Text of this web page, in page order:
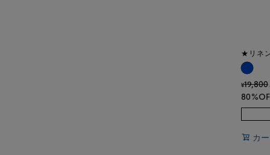
★リネ
¥19,800
カ